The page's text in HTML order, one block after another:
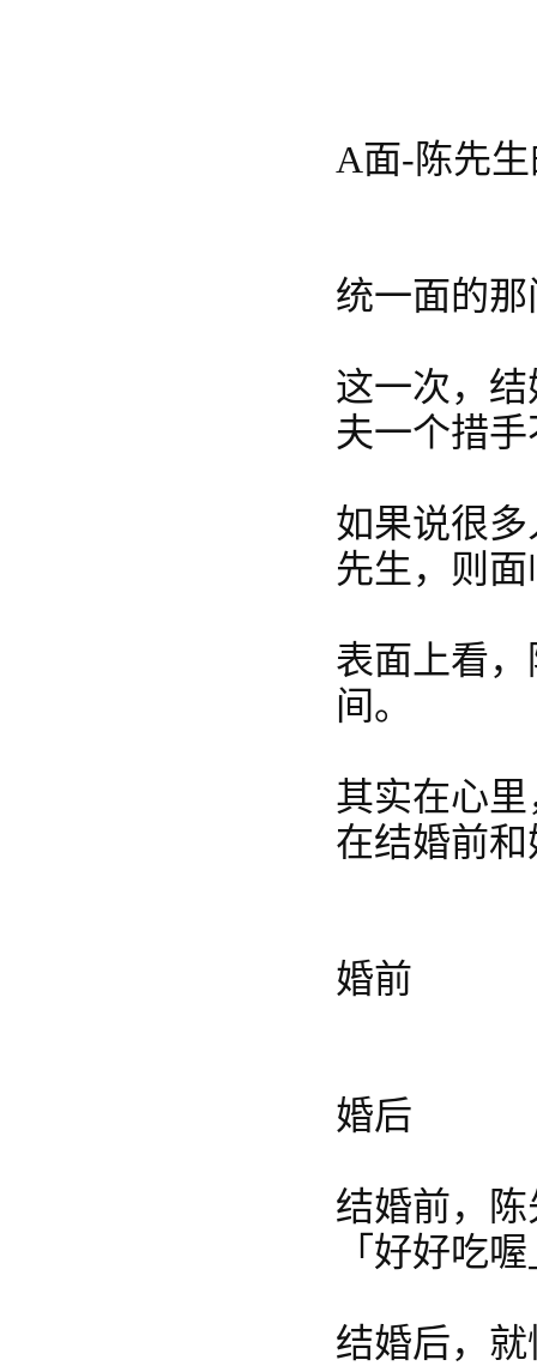
A面-陈先
统一面的
这一次，
夫一个措
如果说很
先生，则
表面上看
间。
其实在心
在结婚前
婚前
婚后
结婚前，
「好好吃
结婚后，